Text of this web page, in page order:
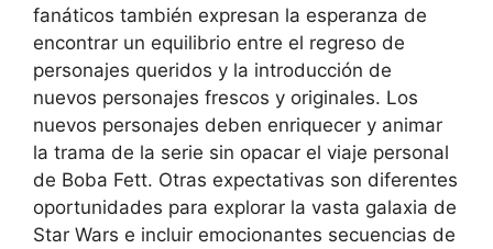
fanáticos también expresan la esperanza de
encontrar un equilibrio entre el regreso de
personajes queridos y la introducción de
nuevos personajes frescos y originales. Los
nuevos personajes deben enriquecer y animar
la trama de la serie sin opacar el viaje personal
de Boba Fett. Otras expectativas son diferentes
oportunidades para explorar la vasta galaxia de
Star Wars e incluir emocionantes secuencias de